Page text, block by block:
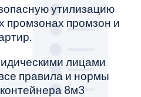
утилизацию
промзонах промзон и
лицами
правила и нормы
8м3